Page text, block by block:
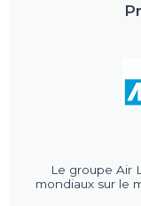
Le groupe Air
mondiaux sur le